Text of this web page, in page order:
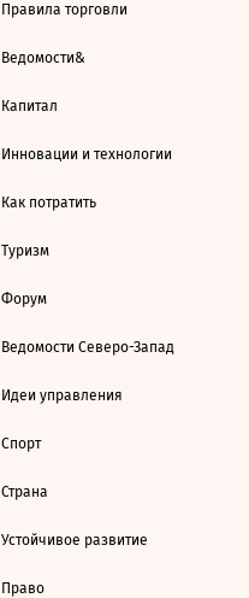
Правила торговли
Ведомости&
Капитал
Инновации и технологии
Как потратить
Туризм
Форум
Ведомости Северо-Запад
Идеи управления
Спорт
Страна
Устойчивое развитие
Право